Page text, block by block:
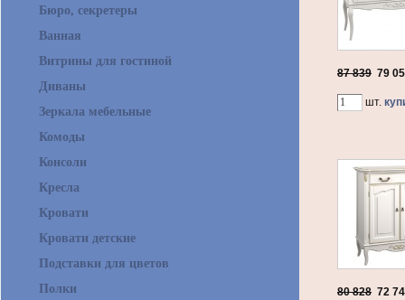
Бюро, секретеры
Ванная
Витрины для гостиной
Диваны
Зеркала мебельные
Комоды
Консоли
Кресла
Кровати
Кровати детские
Подставки для цветов
Полки
87 839 79
шт.
80 828 72